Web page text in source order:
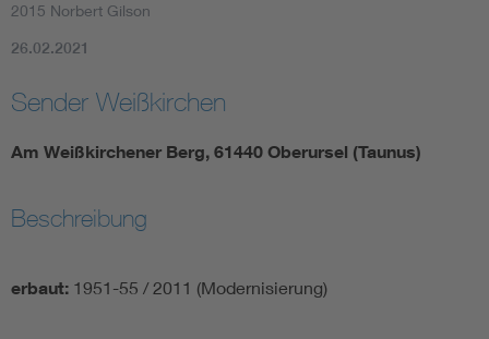
2015 Norbert Gilson
26.02.2021
Sender Weißkirchen
Am Weißkirchener Berg, 61440 Oberursel (Taunus)
Beschreibung
erbaut: 1951-55 / 2011 (Modernisierung)